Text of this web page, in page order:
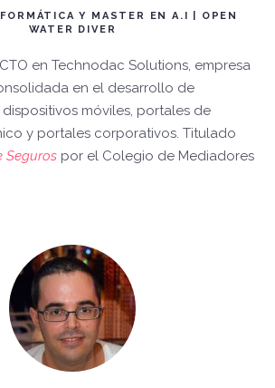
Y MASTER EN A.I | OPEN
WATER DIVER
en Technodac Solutions, empresa
en el desarrollo de
móviles, portales de
y portales corporativos. Titulado
Seguros por el Colegio de Mediadores